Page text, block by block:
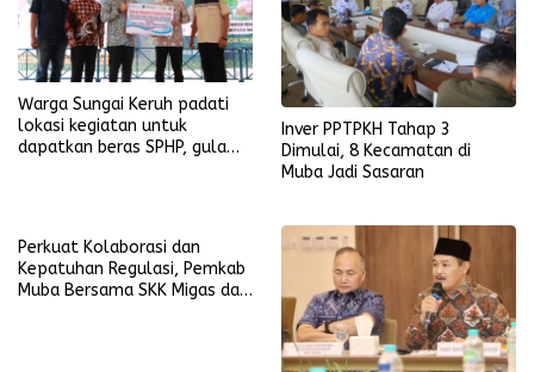
Warga Sungai Keruh padati
lokasi kegiatan untuk
dapatkan beras SPHP, gula
Inver PPTPKH Tahap 3
Dimulai, 8 Kecamatan di
Muba Jadi Sasaran
Perkuat Kolaborasi dan
Kepatuhan Regulasi, Pemkab
Muba Bersama SKK Migas dan